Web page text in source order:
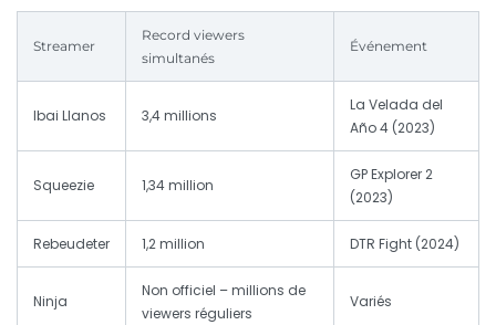
Streamer
Record viewers
simultanés
Événement
Ibai Llanos 3,4 millions
La Velada del
Año 4 (2023)
Squeezie 1,34 million
GP Explorer 2
(2023)
Rebeudeter 1,2 million DTR Fight (2024)
Ninja
Non officiel – millions de
viewers réguliers
Variés